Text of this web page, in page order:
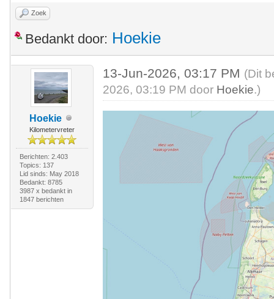
Zoek
Bedankt door: Hoekie
Hoekie
Kilometervreter
Berichten: 2.403
Topics: 137
Lid sinds: May 2018
Bedankt: 8785
3987 x bedankt in
1847 berichten
13-Jun-2026, 03:17 PM (Dit
2026, 03:19 PM door Hoekie.)